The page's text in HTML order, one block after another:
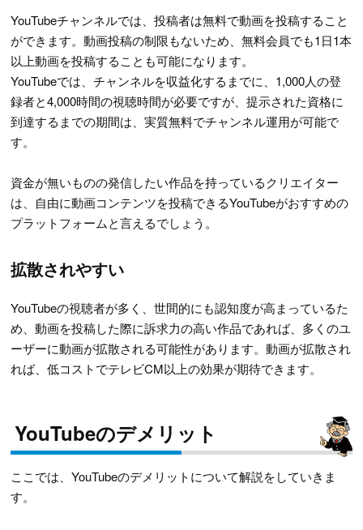
YouTubeチャンネルでは、投稿者は無料で動画を投稿すること
ができます。動画投稿の制限もないため、無料会員でも1日1本
以上動画を投稿することも可能になります。
YouTubeでは、チャンネルを収益化するまでに、1,000人の登
録者と4,000時間の視聴時間が必要ですが、提示された資格に
到達するまでの期間は、実質無料でチャンネル運用が可能で
す。
資金が無いものの発信したい作品を持っているクリエイター
は、自由に動画コンテンツを投稿できるYouTubeがおすすめの
プラットフォームと言えるでしょう。
拡散されやすい
YouTubeの視聴者が多く、世間的にも認知度が高まっているた
め、動画を投稿した際に訴求力の高い作品であれば、多くのユ
ーザーに動画が拡散される可能性があります。動画が拡散され
れば、低コストでテレビCM以上の効果が期待できます。
YouTubeのデメリット
ここでは、YouTubeのデメリットについて解説をしていきま
す。